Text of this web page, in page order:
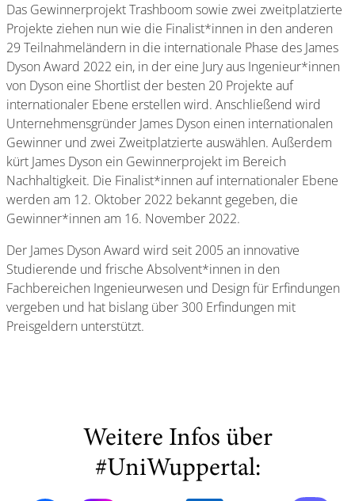
Das Gewinnerprojekt Trashboom sowie zwei zweitplatzierte
Projekte ziehen nun wie die Finalist*innen in den anderen
29 Teilnahmeländern in die internationale Phase des James
Dyson Award 2022 ein, in der eine Jury aus Ingenieur*innen
von Dyson eine Shortlist der besten 20 Projekte auf
internationaler Ebene erstellen wird. Anschließend wird
Unternehmensgründer James Dyson einen internationalen
Gewinner und zwei Zweitplatzierte auswählen. Außerdem
kürt James Dyson ein Gewinnerprojekt im Bereich
Nachhaltigkeit. Die Finalist*innen auf internationaler Ebene
werden am 12. Oktober 2022 bekannt gegeben, die
Gewinner*innen am 16. November 2022.
Der James Dyson Award wird seit 2005 an innovative
Studierende und frische Absolvent*innen in den
Fachbereichen Ingenieurwesen und Design für Erfindungen
vergeben und hat bislang über 300 Erfindungen mit
Preisgeldern unterstützt.
Weitere Infos über
#UniWuppertal: